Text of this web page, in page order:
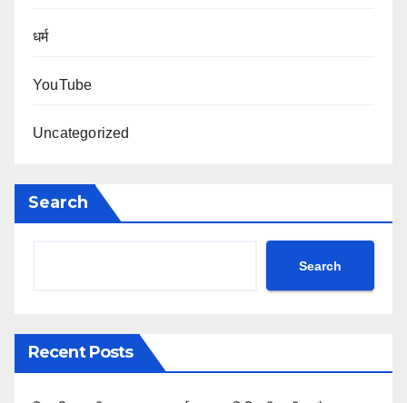
धर्म
YouTube
Uncategorized
Search
Search
Recent Posts